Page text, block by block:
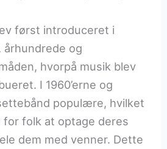
først introduceret i
og
hvorpå musik blev
I 1960’erne og
populære, hvilket
folk at optage deres
dem med venner. Dette